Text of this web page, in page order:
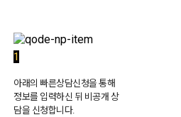
1
아래의 빠른상담신청을 통해
정보를 입력하신 뒤 비공개 상
담을 신청합니다.